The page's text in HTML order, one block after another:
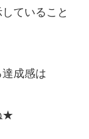
ていること
成感は
★